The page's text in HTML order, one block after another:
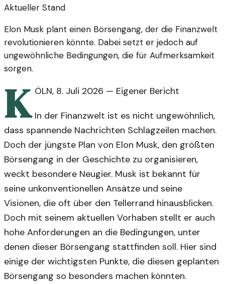
Aktueller Stand
Elon Musk plant einen Börsengang, der die Finanzwelt
revolutionieren könnte. Dabei setzt er jedoch auf
ungewöhnliche Bedingungen, die für Aufmerksamkeit
sorgen.
K ÖLN, 8. Juli 2026 — Eigener Bericht
In der Finanzwelt ist es nicht ungewöhnlich,
dass spannende Nachrichten Schlagzeilen machen.
Doch der jüngste Plan von Elon Musk, den größten
Börsengang in der Geschichte zu organisieren,
weckt besondere Neugier. Musk ist bekannt für
seine unkonventionellen Ansätze und seine
Visionen, die oft über den Tellerrand hinausblicken.
Doch mit seinem aktuellen Vorhaben stellt er auch
hohe Anforderungen an die Bedingungen, unter
denen dieser Börsengang stattfinden soll. Hier sind
einige der wichtigsten Punkte, die diesen geplanten
Börsengang so besonders machen könnten.